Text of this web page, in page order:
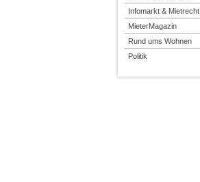
Infomarkt & Mietrecht
MieterMagazin
Rund ums Wohnen
Politik